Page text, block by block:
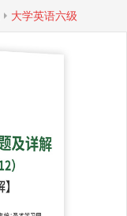
大学英语六级